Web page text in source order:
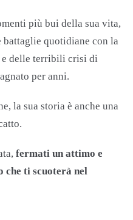
più bui della sua vita,
quotidiane con la
e delle terribili crisi di
per anni.
la sua storia è anche una
fermati un attimo e
che ti scuoterà nel